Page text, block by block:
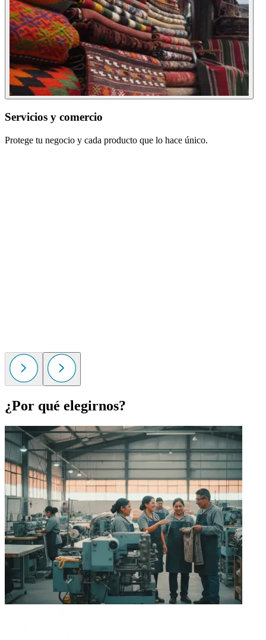
Servicios y comercio
Protege tu negocio y cada producto que lo hace único.
¿Por qué elegirnos?